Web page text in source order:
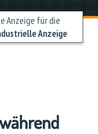
Anzeige für die
Anzeige